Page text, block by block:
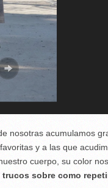
nosotras acumulamos
y a las que
cuerpo, su color
trucos sobre como